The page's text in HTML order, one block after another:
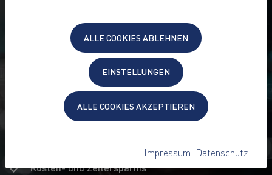
MANAGED
SERVER HOSTING
Flexibler Managed Server Support
und dabei volle Adminrechte
Entlastung Ihrer IT
nach Absprache oder proaktiv
Kosten- und Zeitersparnis
ALLE COOKIES ABLEHNEN
EINSTELLUNGEN
ALLE COOKIES AKZEPTIEREN
Impressum Datenschutz